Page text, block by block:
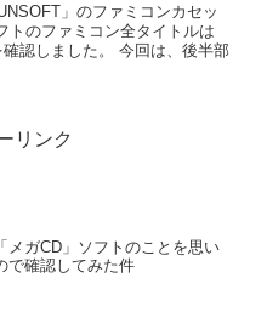
」のファミコンカセッ
トのファミコン全タイトルは
認しました。 今回は、後半部
リンク
メガCD」ソフトのことを思い
で確認してみた件